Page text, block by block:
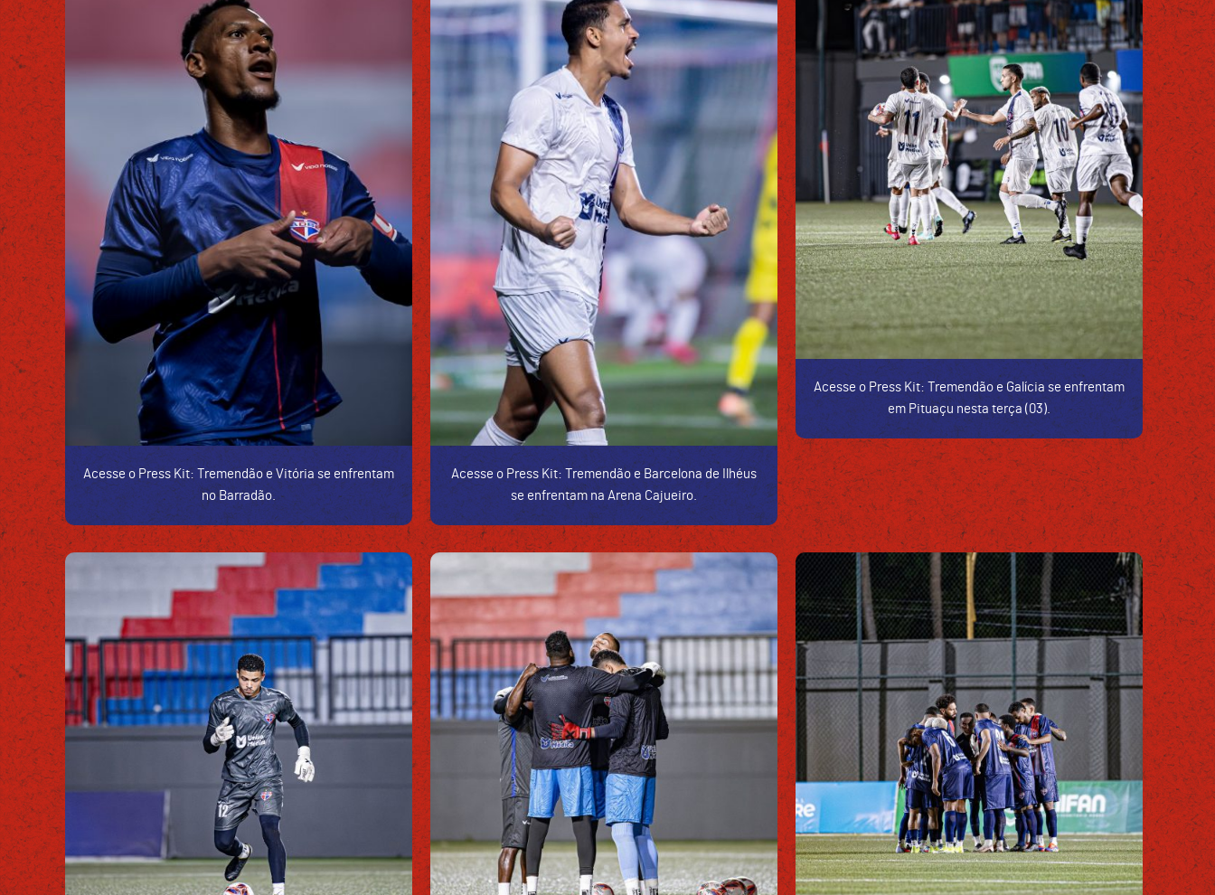
Acesse o Press Kit: Tremendão e Vitória se enfrentam
no Barradão.
Acesse o Press Kit: Tremendão e Barcelona de Ilhéus
se enfrentam na Arena Cajueiro.
Acesse o Press Kit: Tremendão e Galícia se enfrentam
em Pituaçu nesta terça (03).